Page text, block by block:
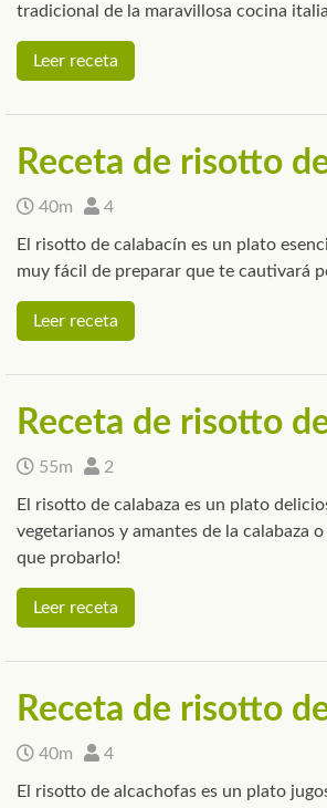
tradicional de la maravillosa cocina
Leer receta
Receta de risotto
40m 4
El risotto de calabacín es un plato
muy fácil de preparar que te cautivará
Leer receta
Receta de risotto
55m 2
El risotto de calabaza es un plato
vegetarianos y amantes de la calabaza
que probarlo!
Leer receta
Receta de risotto
40m 4
El risotto de alcachofas es un plato